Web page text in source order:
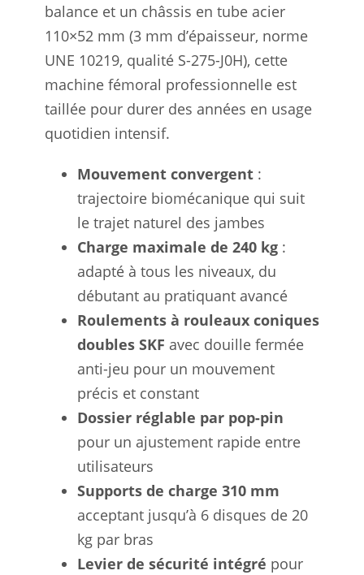
balance et un châssis en tube acier
110×52 mm (3 mm d’épaisseur, norme
UNE 10219, qualité S-275-J0H), cette
machine fémoral professionnelle est
taillée pour durer des années en usage
quotidien intensif.
Mouvement convergent :
trajectoire biomécanique qui suit
le trajet naturel des jambes
Charge maximale de 240 kg :
adapté à tous les niveaux, du
débutant au pratiquant avancé
Roulements à rouleaux coniques
doubles SKF avec douille fermée
anti-jeu pour un mouvement
précis et constant
Dossier réglable par pop-pin
pour un ajustement rapide entre
utilisateurs
Supports de charge 310 mm
acceptant jusqu’à 6 disques de 20
kg par bras
Levier de sécurité intégré pour